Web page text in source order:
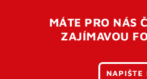
MÁTE PRO NÁS
ZAJÍMAVOU
NAPIŠTE